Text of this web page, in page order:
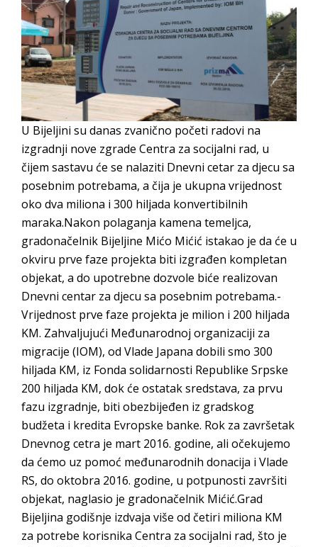
U Bijeljini su danas zvanično početi radovi na
izgradnji nove zgrade Centra za socijalni rad, u
čijem sastavu će se nalaziti Dnevni cetar za djecu sa
posebnim potrebama, a čija je ukupna vrijednost
oko dva miliona i 300 hiljada konvertibilnih
maraka.Nakon polaganja kamena temeljca,
gradonačelnik Bijeljine Mićo Mićić istakao je da će u
okviru prve faze projekta biti izgrađen kompletan
objekat, a do upotrebne dozvole biće realizovan
Dnevni centar za djecu sa posebnim potrebama.-
Vrijednost prve faze projekta je milion i 200 hiljada
KM. Zahvaljujući Međunarodnoj organizaciji za
migracije (IOM), od Vlade Japana dobili smo 300
hiljada KM, iz Fonda solidarnosti Republike Srpske
200 hiljada KM, dok će ostatak sredstava, za prvu
fazu izgradnje, biti obezbijeđen iz gradskog
budžeta i kredita Evropske banke. Rok za završetak
Dnevnog cetra je mart 2016. godine, ali očekujemo
da ćemo uz pomoć međunarodnih donacija i Vlade
RS, do oktobra 2016. godine, u potpunosti završiti
objekat, naglasio je gradonačelnik Mićić.Grad
Bijeljina godišnje izdvaja više od četiri miliona KM
za potrebe korisnika Centra za socijalni rad, što je